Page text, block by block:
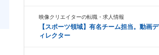
映像クリエイターの転職・求人情報
【スポーツ領域】有名チーム担当。動画デ
ィレクター